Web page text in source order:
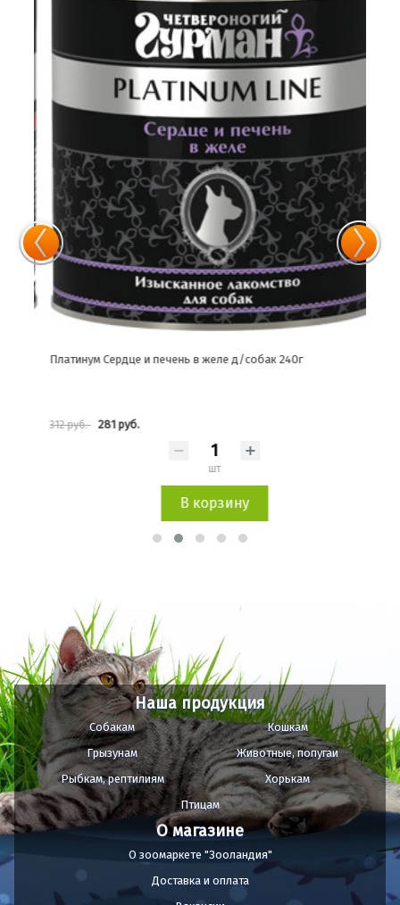
Платинум Сердце и печень в желе д/собак 240г
312 руб. 281 руб.
В корзину
Наша продукция
Собакам
Кошкам
Грызунам
Животные, попугаи
Рыбкам, рептилиям
Хорькам
Птицам
О магазине
О зоомаркете "Зооландия"
Доставка и оплата